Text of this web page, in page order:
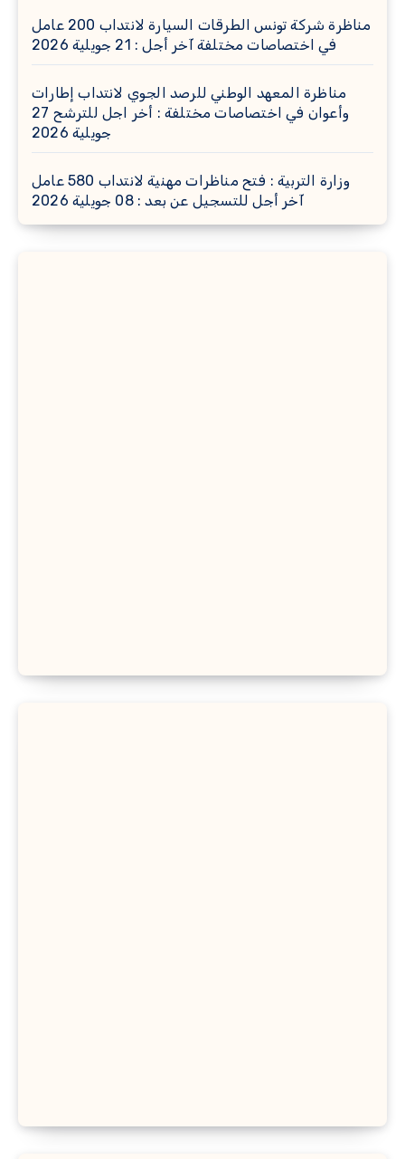
مناظرة شركة تونس الطرقات السيارة لانتداب 200 عامل
في اختصاصات مختلفة آخر أجل : 21 جويلية 2026
مناظرة المعهد الوطني للرصد الجوي لانتداب إطارات
وأعوان في اختصاصات مختلفة : أخر اجل للترشح 27
جويلية 2026
وزارة التربية : فتح مناظرات مهنية لانتداب 580 عامل
آخر أجل للتسجيل عن بعد : 08 جويلية 2026